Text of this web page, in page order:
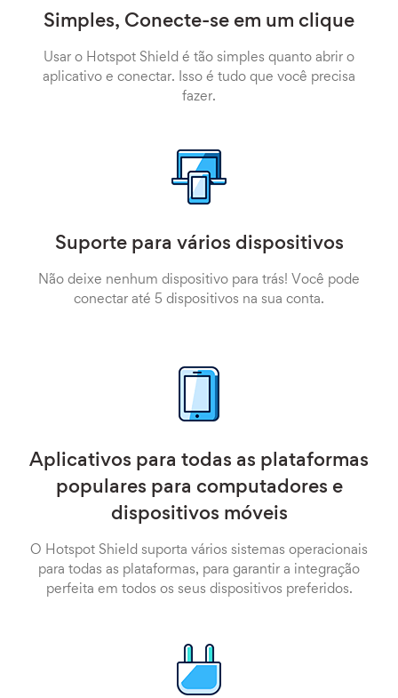
Simples, Conecte-se em um clique
Usar o Hotspot Shield é tão simples quanto abrir o
aplicativo e conectar. Isso é tudo que você precisa
fazer.
Suporte para vários dispositivos
Não deixe nenhum dispositivo para trás! Você pode
conectar até 5 dispositivos na sua conta.
Aplicativos para todas as plataformas
populares para computadores e
dispositivos móveis
O Hotspot Shield suporta vários sistemas operacionais
para todas as plataformas, para garantir a integração
perfeita em todos os seus dispositivos preferidos.